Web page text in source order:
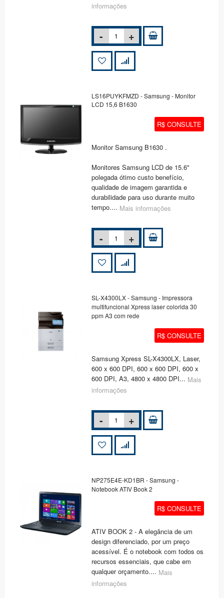
informações
LS16PUYKFMZD - Samsung - Monitor
LCD 15,6 B1630
R$ CONSULTE
Monitor Samsung B1630 .
Monitores Samsung LCD de 15.6"
polegada ótimo custo benefício,
qualidade de imagem garantida e
durabilidade para uso durante muito
tempo.... Mais informações
SL-X4300LX - Samsung - Impressora
multifuncional Xpress laser colorida 30
ppm A3 com rede
R$ CONSULTE
Samsung Xpress SL-X4300LX, Laser,
600 x 600 DPI, 600 x 600 DPI, 600 x
600 DPI, A3, 4800 x 4800 DPI... Mais
informações
NP275E4E-KD1BR - Samsung -
Notebook ATIV Book 2
R$ CONSULTE
ATIV BOOK 2 - A elegância de um
design diferenciado, por um preço
acessível. É o notebook com todos os
recursos essenciais, que cabe em
qualquer orçamento.... Mais
informações